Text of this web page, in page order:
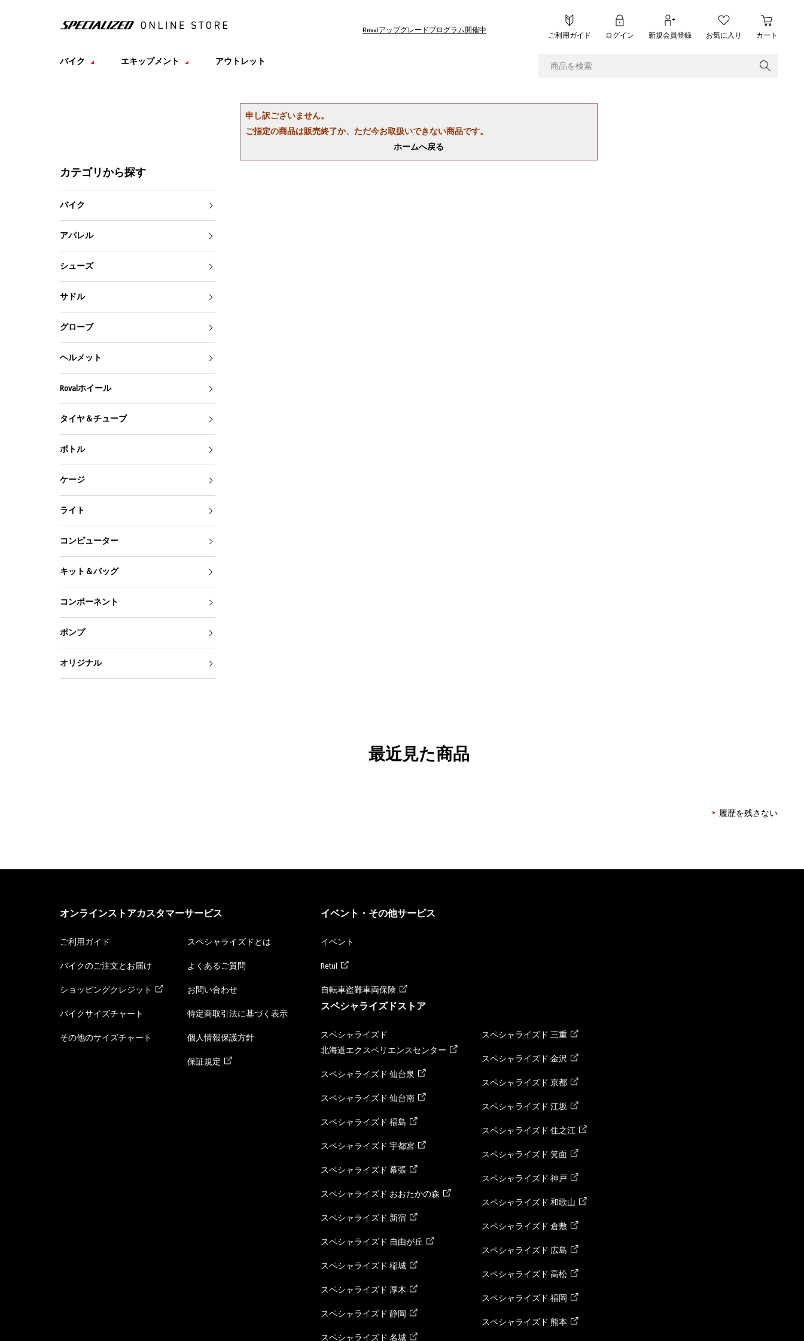
Rovalアップグレードプログラム開催中
ご利用ガイド ログイン 新規会員登録 お気に入り カート
バイク エキップメント アウトレット
申し訳ございません。
ご指定の商品は販売終了か、ただ今お取扱いできない商品です。
ホームへ戻る
カテゴリから探す
バイク
アパレル
シューズ
サドル
グローブ
ヘルメット
Rovalホイール
タイヤ＆チューブ
ボトル
ケージ
ライト
コンピューター
キット＆バッグ
コンポーネント
ポンプ
オリジナル
最近見た商品
履歴を残さない
オンラインストアカスタマーサービス
ご利用ガイド
バイクのご注文とお届け
ショッピングクレジット
バイクサイズチャート
その他のサイズチャート
スペシャライズドとは
よくあるご質問
お問い合わせ
特定商取引法に基づく表示
個人情報保護方針
保証規定
イベント・その他サービス
イベント
Retül
自転車盗難車両保険
スペシャライズドストア
スペシャライズド
北海道エクスペリエンスセンター
スペシャライズド 仙台泉
スペシャライズド 仙台南
スペシャライズド 福島
スペシャライズド 宇都宮
スペシャライズド 幕張
スペシャライズド おおたかの森
スペシャライズド 新宿
スペシャライズド 自由が丘
スペシャライズド 稲城
スペシャライズド 厚木
スペシャライズド 静岡
スペシャライズド 名城
スペシャライズド 三重
スペシャライズド 金沢
スペシャライズド 京都
スペシャライズド 江坂
スペシャライズド 住之江
スペシャライズド 箕面
スペシャライズド 神戸
スペシャライズド 和歌山
スペシャライズド 倉敷
スペシャライズド 広島
スペシャライズド 高松
スペシャライズド 福岡
スペシャライズド 熊本